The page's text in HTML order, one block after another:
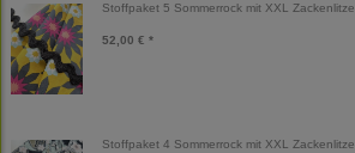
Stoffpaket 5 Sommerrock mit XXL Zackenlitze
52,00 € *
Stoffpaket 4 Sommerrock mit XXL Zackenlitze